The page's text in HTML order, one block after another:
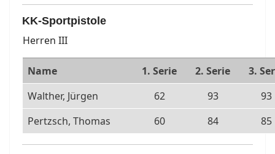
KK-Sportpistole
Herren III
Name 1. Serie 2. Serie
3.
Walther, Jürgen
62 93
93
Pertzsch, Thomas
60 84 85